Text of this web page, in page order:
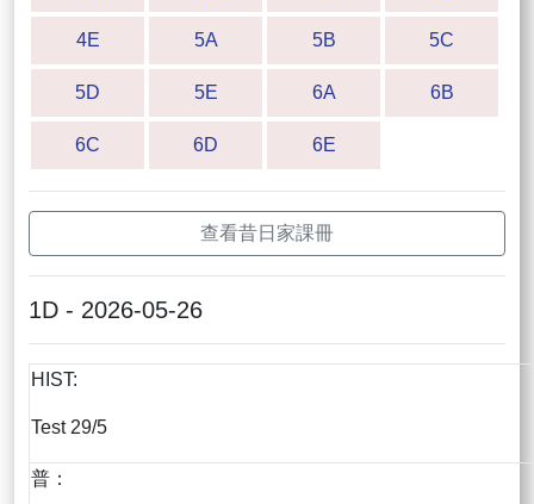
4E 5A 5B 5C
5D 5E 6A 6B
6C 6D 6E
查看昔日家課冊
1D - 2026-05-26
HIST:
Test 29/5
普：